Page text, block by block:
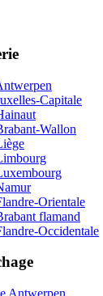
Capitale
Wallon
Orientale
flamand
Occidentale
Antwerpen